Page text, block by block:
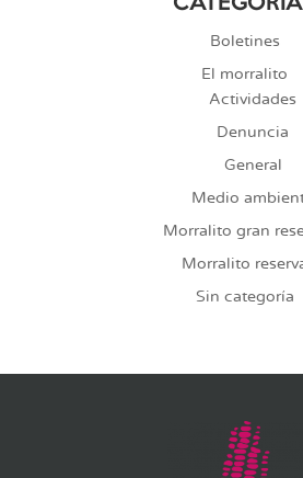
Boletines
El morralito
Actividades
Denuncia
General
Medio
Morralito gran
Morralito
Sin categoría